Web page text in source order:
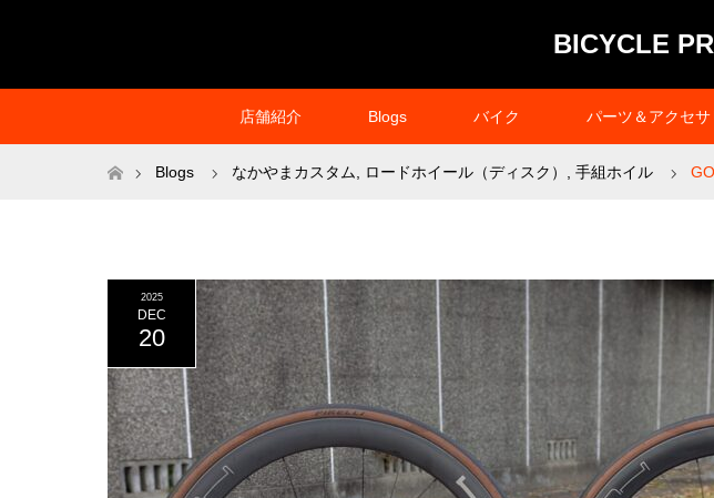
BICYCLE
店舗紹介 Blogs バイク パーツ＆アクセサ
ホームBlogs なかやまカスタム ロードホイール（ディスク） 手組ホイル
2025
DEC
20